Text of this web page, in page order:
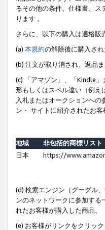
るその他の条件、仕様書、ス
ります 。
さらに、以下の購入は適格
(a) 本規約の解除後に購入され
(b) 注文が取り消され、返品
(c) 「アマゾン」、「Kindle
形もしくはスペル違い（例
入札またはオークションへ
ン・ サイトに紹介されたお客
地域
非包括的商標リスト
日本
https://
(d) 検索エンジン（グーグル
ンのネットワークに参加する
れたお客様が購入した商品、
(e) お客様がリンクをクリッ